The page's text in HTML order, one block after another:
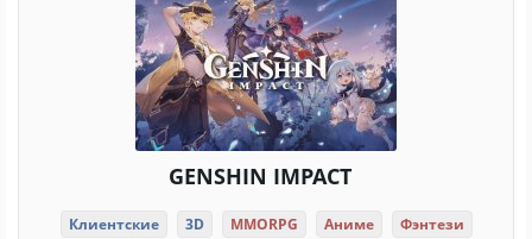
GENSHIN IMPACT
Клиентские 3D MMORPG Аниме Фэнтези